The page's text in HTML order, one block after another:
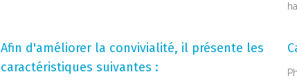
Afin d'améliorer la convivialité, il présente les
caractéristiques suivantes :